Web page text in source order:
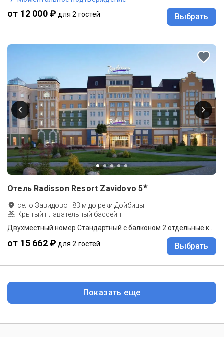
от 12 000 ₽ для 2 гостей Выбрать
Отель Radisson Resort Zavidovo 5★
село Завидово · 83 м до реки Дойбицы
Крытый плавательный бассейн
Двухместный номер Стандартный с балконом 2 отдельные кровати
от 15 662 ₽ для 2 гостей Выбрать
Показать еще